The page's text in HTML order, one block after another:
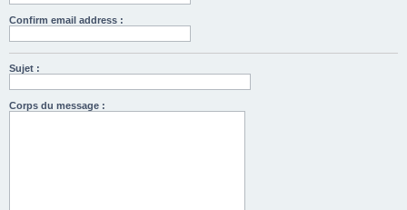
Confirm email address :
Sujet :
Corps du message :